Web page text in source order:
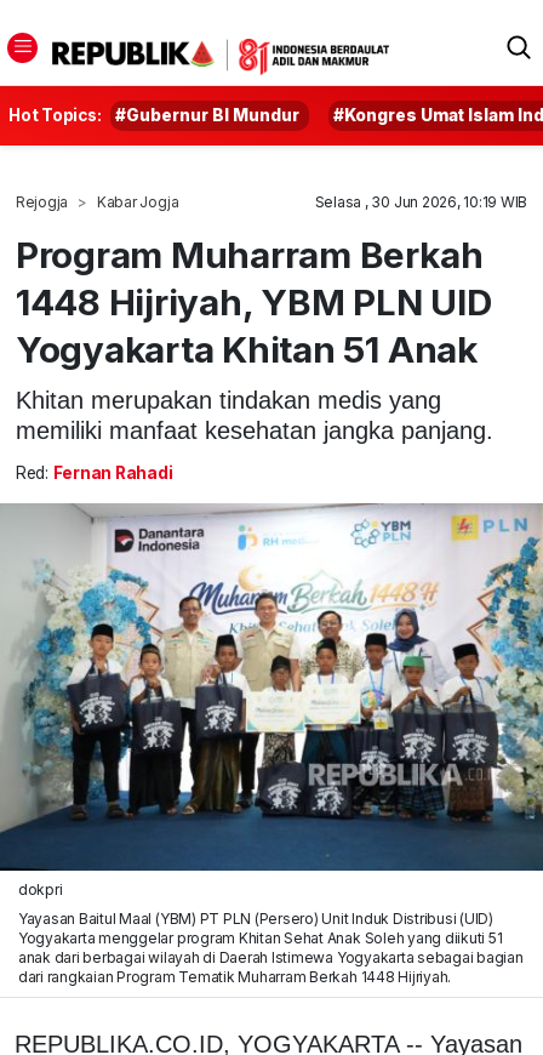
Hot Topics: #Gubernur BI Mundur #Kongres Umat Islam
Rejogja Kabar Jogja Selasa , 30 Jun 2026, 10:19 WIB
Program Muharram Berkah
1448 Hijriyah, YBM PLN UID
Yogyakarta Khitan 51 Anak
Khitan merupakan tindakan medis yang
memiliki manfaat kesehatan jangka panjang.
Red: Fernan Rahadi
dokpri
Yayasan Baitul Maal (YBM) PT PLN (Persero) Unit Induk Distribusi (UID)
Yogyakarta menggelar program Khitan Sehat Anak Soleh yang diikuti 51
anak dari berbagai wilayah di Daerah Istimewa Yogyakarta sebagai bagian
dari rangkaian Program Tematik Muharram Berkah 1448 Hijriyah.
REPUBLIKA.CO.ID, YOGYAKARTA -- Yayasan